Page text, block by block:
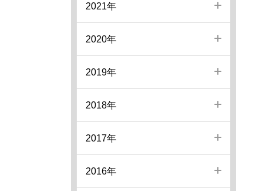
2021年
2020年
2019年
2018年
2017年
2016年